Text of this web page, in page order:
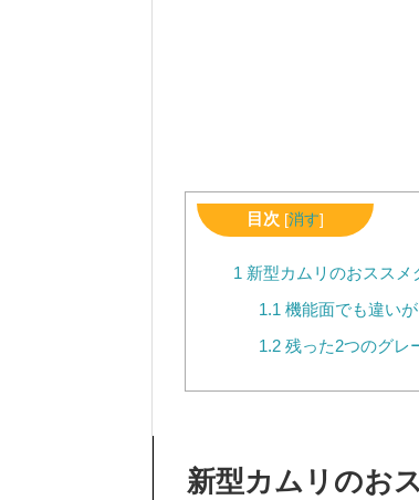
目次 [消す]
1 新型カムリのおスス
1.1 機能面でも違い
1.2 残った2つのグレ
新型カムリのお